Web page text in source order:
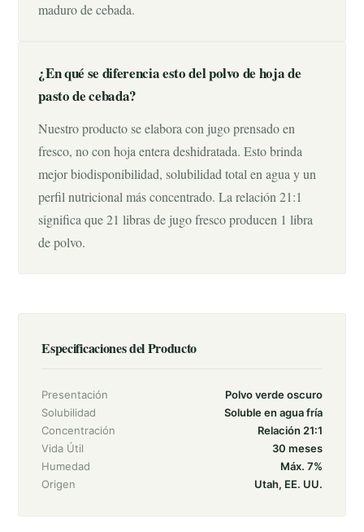
maduro de cebada.
¿En qué se diferencia esto del polvo de hoja de
pasto de cebada?
Nuestro producto se elabora con jugo prensado en
fresco, no con hoja entera deshidratada. Esto brinda
mejor biodisponibilidad, solubilidad total en agua y un
perfil nutricional más concentrado. La relación 21:1
significa que 21 libras de jugo fresco producen 1 libra
de polvo.
Especificaciones del Producto
Presentación
Polvo verde oscuro
Solubilidad
Soluble en agua fría
Concentración
Relación 21:1
Vida Útil
30 meses
Humedad
Máx. 7%
Origen
Utah, EE. UU.